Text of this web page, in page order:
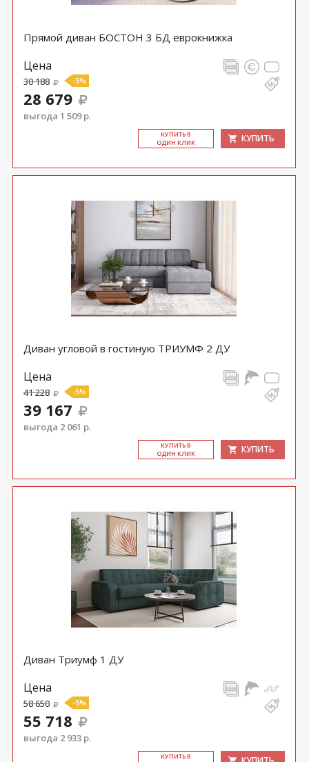
Прямой диван БОСТОН 3 БД еврокнижка
Цена
30 188 -5%
28 679
выгода 1 509 р.
КУ­ПИТЬ В
ОДИН КЛИК
КУПИТЬ
Диван угловой в гостиную ТРИУМФ 2 ДУ
Цена
41 228 -5%
39 167
выгода 2 061 р.
КУ­ПИТЬ В
ОДИН КЛИК
КУПИТЬ
Диван Триумф 1 ДУ
Цена
58 650 -5%
55 718
выгода 2 933 р.
КУ­ПИТЬ В